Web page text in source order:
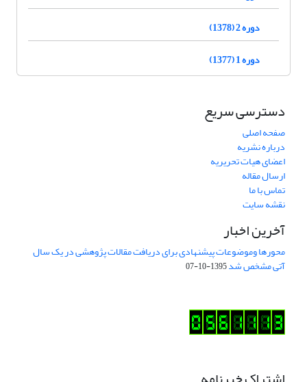
دوره 2 (1378)
دوره 1 (1377)
دسترسی سریع
صفحه اصلی
درباره نشریه
اعضای هیات تحریریه
ارسال مقاله
تماس با ما
نقشه سایت
آخرین اخبار
محورها وموضوعات پیشنهادی برای دریافت مقالات پژوهشی در یک سال
آتی مشخص شد1395-10-07